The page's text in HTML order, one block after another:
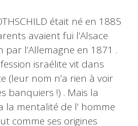
était né en 1885
avaient fui l’Alsace
par l’Allemagne en 1871 .
israélite vit dans
(leur nom n’a rien à voir
banquiers !) . Mais la
mentalité de l’ homme
comme ses origines